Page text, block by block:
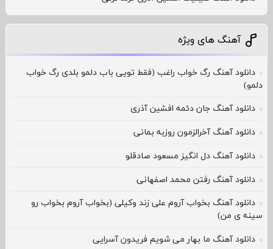
آهنگ های ویژه
دانلود آهنگ رگ خواب راغب (فقط تویی باب دلمو بلدی رگ خواب
دلمو)
دانلود آهنگ جان دئمه افشین آذری
دانلود آهنگ آخرالزمون روزبه بمانی
دانلود آهنگ دل انگیز مسعود صادقلو
دانلود آهنگ رفتن محمد اصفهانی
دانلود آهنگ بخواب آروم علی زند وکیلی (بخواب آروم بخواب رو
سینه ی من)
دانلود آهنگ ما بهار می شویم فریدون آسرایی